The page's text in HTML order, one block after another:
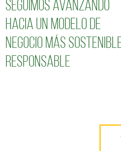
Seguimos avanzando
hacia un modelo de
negocio más
responsable